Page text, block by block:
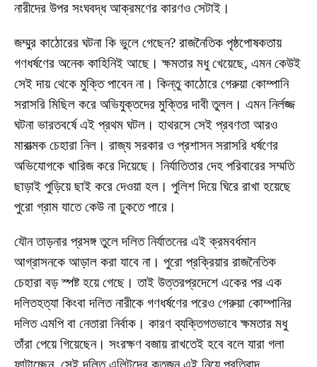
নারীদের উপর সংঘবদ্ধ আক্রমণের কারণও সেটাই।
জম্মুর কাঠোরের ঘটনা কি ভুলে গেছেন? রাজনৈতিক পৃষ্ঠপোষকতায়
গণধর্ষণের অনেক কাহিনিই আছে। ক্ষমতার মধু খেয়েছে, এমন কেউই
সেই দায় থেকে মুক্তি পাবেন না। কিন্তু কাঠোরে গেরুয়া কোম্পানি
সরাসরি মিছিল করে অভিযুক্তদের মুক্তির দাবী তুলল। এমন নির্লজ্জ
ঘটনা ভারতবর্ষে এই প্রথম ঘটল। হাথরসে সেই প্রবণতা আরও
মারাত্মক চেহারা নিল। রাজ্য সরকার ও প্রশাসন সরাসরি ধর্ষণের
অভিযোগকে খারিজ করে দিয়েছে। নির্যাতিতার দেহ পরিবারের সম্মতি
ছাড়াই পুড়িয়ে ছাই করে দেওয়া হল। পুলিশ দিয়ে ঘিরে রাখা হয়েছে
পুরো গ্রাম যাতে কেউ না ঢুকতে পারে।
যৌন তাড়নার প্রসঙ্গ তুলে দলিত নির্যাতনের এই ক্রমবর্ধমান
আগ্রাসনকে আড়াল করা যাবে না। পুরো প্রক্রিয়ার রাজনৈতিক
চেহারা বড় স্পষ্ট হয়ে গেছে। তাই উত্তরপ্রদেশে একের পর এক
দলিতহত্যা কিংবা দলিত নারীকে গণধর্ষণের পরেও গেরুয়া কোম্পানির
দলিত এমপি বা নেতারা নির্বাক। কারণ ব্যক্তিগতভাবে ক্ষমতার মধু
তাঁরা পেয়ে গিয়েছেন। সংরক্ষণ বজায় রাখতেই হবে বলে যারা গলা